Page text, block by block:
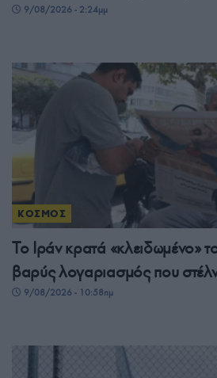
9/08/2026 - 2:24μμ
ΚΟΣΜΟΣ
Το Ιράν κρατά «κλειδωμένο»
βαρύς λογαριασμός που
9/08/2026 - 10:58πμ